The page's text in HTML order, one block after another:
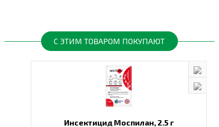
ценам Вы можете в
Спектр Сад
доставкой в Киев и другие города по всей
С ЭТИМ ТОВАРОМ ПОКУПАЮТ
Инсектицид Моспилан, 2.5 г